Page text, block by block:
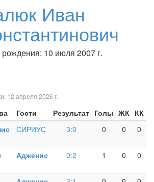
Иван
10 июля 2007 г.
12 апреля 2026 г.
Гости Результат Голы ЖК КК
СИРИУС 3:0 0 0 0
Адженис 0:2 1 0 0